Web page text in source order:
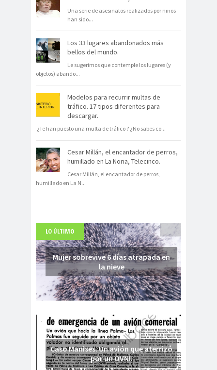
Una serie de asesinatos realizados por niños
han sido...
Los 33 lugares abandonados más
bellos del mundo.
Le sugerimos que contemple los lugares (y
objetos) abando...
Modelos para recurrir multas de
tráfico. 17 tipos diferentes para
descargar.
¿Te han puesto una multa de tráfico ? ¿No sabes co...
Cesar Millán, el encantador de perros,
humillado en La Noria, Telecinco.
Cesar Millán, el encantador de perros,
humillado en La N...
LO ÚLTIMO
Mujer sobrevive 6 días atrapada en
la nieve
Caso Manises. Un avión que aterrizó
por un OVNI.